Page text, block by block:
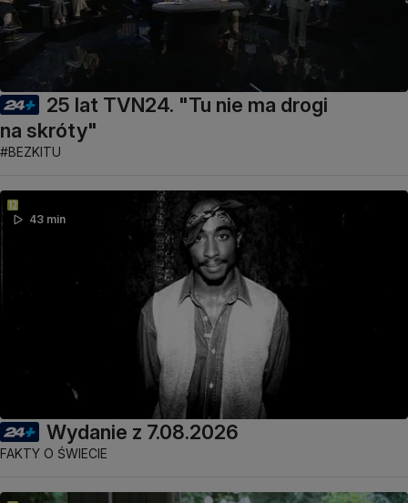
25 lat TVN24. "Tu nie ma drogi
na skróty"
#BEZKITU
43 min
Wydanie z 7.08.2026
FAKTY O ŚWIECIE